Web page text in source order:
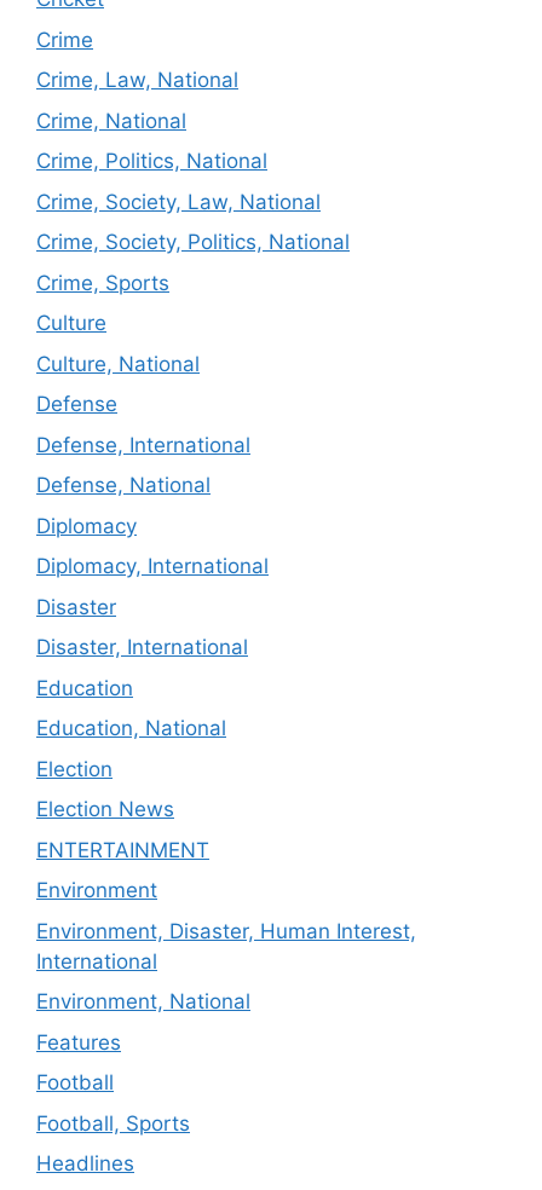
Crime
Crime, Law, National
Crime, National
Crime, Politics, National
Crime, Society, Law, National
Crime, Society, Politics, National
Crime, Sports
Culture
Culture, National
Defense
Defense, International
Defense, National
Diplomacy
Diplomacy, International
Disaster
Disaster, International
Education
Education, National
Election
Election News
ENTERTAINMENT
Environment
Environment, Disaster, Human Interest,
International
Environment, National
Features
Football
Football, Sports
Headlines